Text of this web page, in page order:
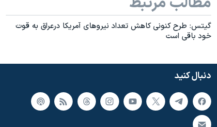
گیتس: طرح کنونی کاهش تعداد نیروهای آمريکا درعراق به قوت
خود باقی است
دنبال کنید